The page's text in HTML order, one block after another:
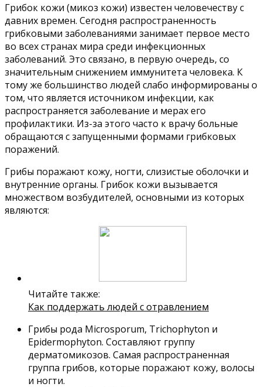
Грибок кожи (микоз кожи) известен человечеству с
давних времен. Сегодня распространенность
грибковыми заболеваниями занимает первое место
во всех странах мира среди инфекционных
заболеваний. Это связано, в первую очередь, со
значительным снижением иммунитета человека. К
тому же большинство людей слабо информированы о
том, что является источником инфекции, как
распространяется заболевание и мерах его
профилактики. Из-за этого часто к врачу больные
обращаются с запущенными формами грибковых
поражений.
Грибы поражают кожу, ногти, слизистые оболочки и
внутренние органы. Грибок кожи вызывается
множеством возбудителей, основными из которых
являются:
Читайте также:
Как поддержать людей с отравлением
Грибы рода Microsporum, Trichophyton и
Epidermophyton. Составляют группу
дерматомикозов. Самая распространенная
группа грибов, которые поражают кожу, волосы
и ногти.